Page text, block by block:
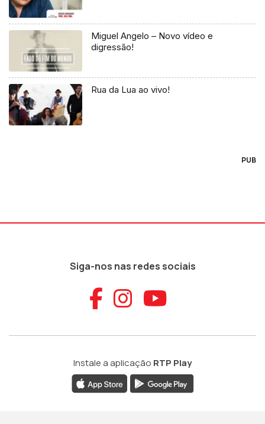
Miguel Angelo – Novo vídeo e
digressão!
Rua da Lua ao vivo!
PUB
Siga-nos nas redes sociais
Aceder ao
Aceder ao
Aceder
Instale a aplicação RTP Play